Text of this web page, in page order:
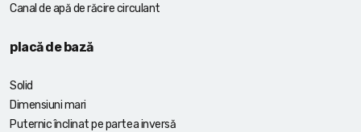
Canal de apă de răcire circulant
placă de bază
Solid
Dimensiuni mari
Puternic înclinat pe partea inversă